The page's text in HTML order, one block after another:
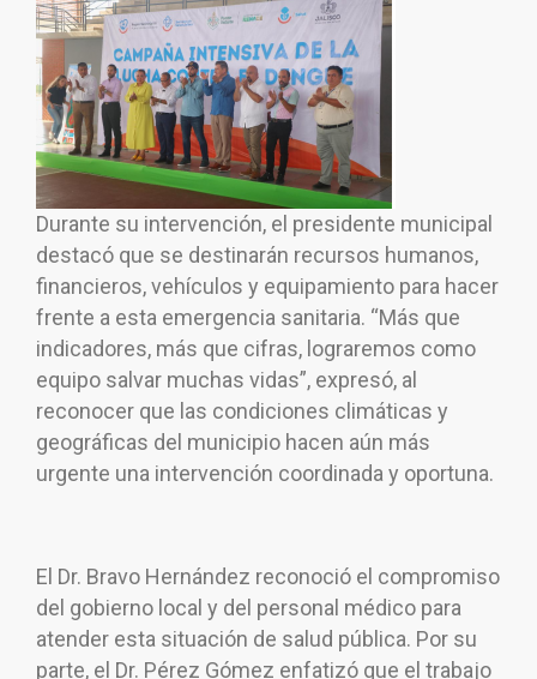
Durante su intervención, el presidente municipal
destacó que se destinarán recursos humanos,
financieros, vehículos y equipamiento para hacer
frente a esta emergencia sanitaria. “Más que
indicadores, más que cifras, lograremos como
equipo salvar muchas vidas”, expresó, al
reconocer que las condiciones climáticas y
geográficas del municipio hacen aún más
urgente una intervención coordinada y oportuna.
El Dr. Bravo Hernández reconoció el compromiso
del gobierno local y del personal médico para
atender esta situación de salud pública. Por su
parte, el Dr. Pérez Gómez enfatizó que el trabajo